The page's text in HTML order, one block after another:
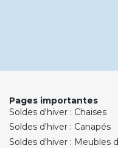
Pages importantes
Soldes d'hiver : Chaises
Soldes d'hiver : Canapés
Soldes d'hiver : Meubles